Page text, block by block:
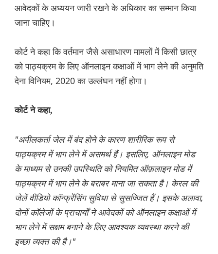
आवेदकों के अध्ययन जारी रखने के अधिकार का सम्मान किया
जाना चाहिए।
कोर्ट ने कहा कि वर्तमान जैसे असाधारण मामलों में किसी छात्र
को पाठ्यक्रम के लिए ऑनलाइन कक्षाओं में भाग लेने की अनुमति
देना विनियम, 2020 का उल्लंघन नहीं होगा।
कोर्ट ने कहा,
"अपीलकर्ता जेल में बंद होने के कारण शारीरिक रूप से
पाठ्यक्रम में भाग लेने में असमर्थ हैं। इसलिए, ऑनलाइन मोड
के माध्यम से उनकी उपस्थिति को नियमित ऑफ़लाइन मोड में
पाठ्यक्रम में भाग लेने के बराबर माना जा सकता है। केरल की
जेलें वीडियो कॉन्फ्रेंसिंग सुविधा से सुसज्जित हैं। इसके अलावा,
दोनों कॉलेजों के प्राचार्यों ने आवेदकों को ऑनलाइन कक्षाओं में
भाग लेने में सक्षम बनाने के लिए आवश्यक व्यवस्था करने की
इच्छा व्यक्त की है।"